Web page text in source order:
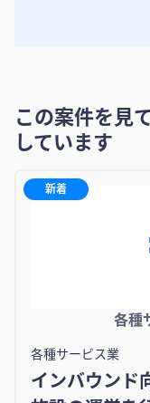
この案件を見
しています
新着
各種
各種サービス業
インバウンド